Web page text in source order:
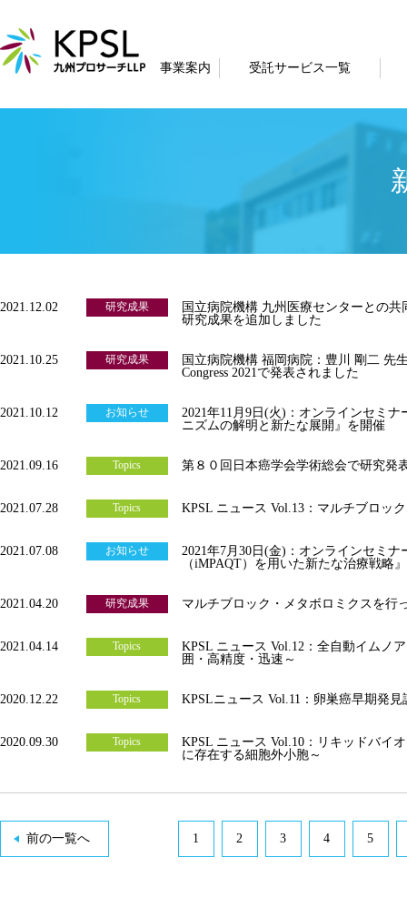
事業案内 受託サービス一覧
2021.12.02 研究成果
国立病院機構 九州医療センターとの
研究成果を追加しました
2021.10.25 研究成果
国立病院機構 福岡病院：豊川 剛二 先
Congress 2021で発表されました
2021.10.12 お知らせ
2021年11月9日(火)：オンラインセミ
ニズムの解明と新たな展開』を開催
2021.09.16 Topics 第８０回日本癌学会学術総会で研究発
2021.07.28 Topics KPSL ニュース Vol.13：マルチブロッ
2021.07.08 お知らせ
2021年7月30日(金)：オンラインセミ
（iMPAQT）を用いた新たな治療戦略
2021.04.20 研究成果 マルチブロック・メタボロミクスを行
2021.04.14 Topics
KPSL ニュース Vol.12：全自動イムノ
囲・高精度・迅速～
2020.12.22 Topics KPSLニュース Vol.11：卵巣癌早期発
2020.09.30 Topics
KPSL ニュース Vol.10：リキッドバイ
に存在する細胞外小胞～
前の一覧へ 1 2 3 4 5